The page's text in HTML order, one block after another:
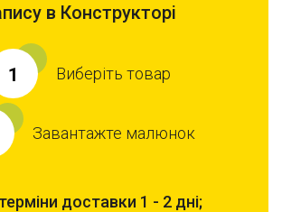
в Конструкторі
1 Виберіть товар
Завантажте малюнок
терміни доставки 1 - 2 дні;